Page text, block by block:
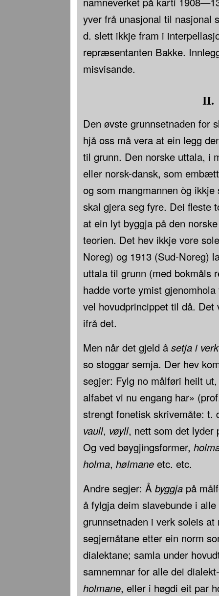
yver frå unasjonal til nasjonal
d. slett ikkje fram i
repræsentanten Bakke.
misvisande.
II.
Den øvste grunnsetnaden for
hjå oss må vera at ein legg
til grunn. Den norske uttala, i
eller norsk-dansk, som
og som mangmannen òg
skal gjera seg fyre. Dei fleste
at ein lyt byggja på den
teorien. Det hev ikkje vore
Noreg) og 1913 (Sud-Noreg)
uttala til grunn (med bokmåls
hadde vorte ymist
vel hovudprincippet til då.
ifrå det.
Men når det gjeld å setja i verk
so stoggar semja. Der hev
segjer: Fylg no målføri heilt
alfabet vi nu engang har»
strengt fonetisk skrivemåte: t.
vaull, vøyll, nett som det lyder
Og ved bøygjingsformer,
holma, hølmaneetc. etc.
Andre segjer: Å byggjapå
å fylgja deim slavebunde i
grunnsetnaden i verk soleis at
segjemåtane etter ein norm
dialektane; samla under
samnemnar for alle dei
holmane, eller i høgdi eit par